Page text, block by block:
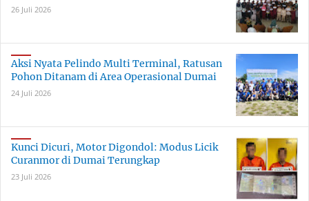
26 Juli 2026
Aksi Nyata Pelindo Multi Terminal, Ratusan
Pohon Ditanam di Area Operasional Dumai
24 Juli 2026
Kunci Dicuri, Motor Digondol: Modus Licik
Curanmor di Dumai Terungkap
23 Juli 2026